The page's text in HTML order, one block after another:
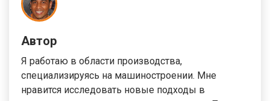
Автор
Я работаю в области производства,
специализируясь на машиностроении. Мне
нравится исследовать новые подходы в